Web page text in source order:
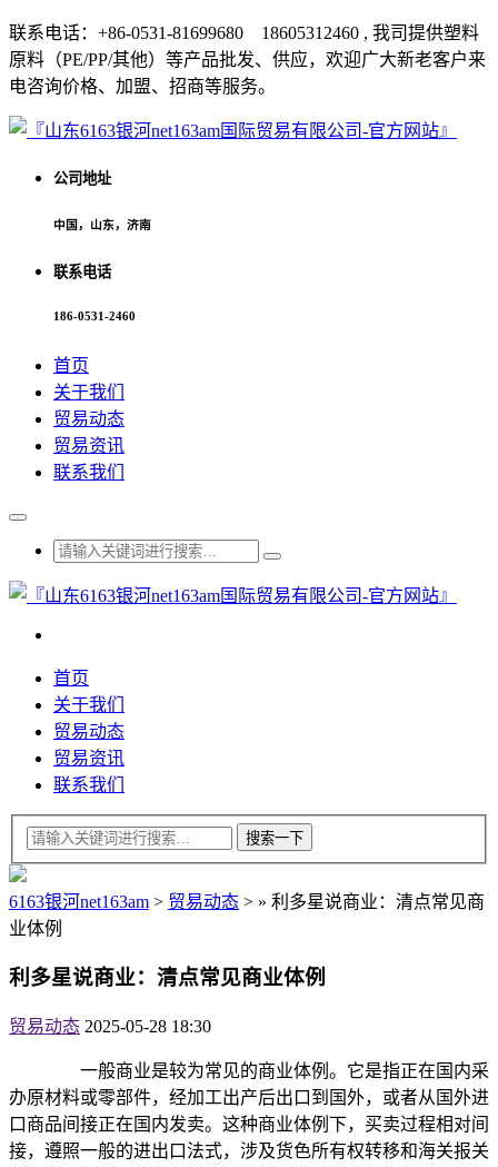
联系电话：+86-0531-81699680 18605312460 , 我司提供塑料
原料（PE/PP/其他）等产品批发、供应，欢迎广大新老客户来
电咨询价格、加盟、招商等服务。
公司地址
中国，山东，济南
联系电话
186-0531-2460
首页
关于我们
贸易动态
贸易资讯
联系我们
首页
关于我们
贸易动态
贸易资讯
联系我们
6163银河net163am > 贸易动态 > » 利多星说商业：清点常见商
业体例
利多星说商业：清点常见商业体例
贸易动态 2025-05-28 18:30
一般商业是较为常见的商业体例。它是指正在国内采
办原材料或零部件，经加工出产后出口到国外，或者从国外进
口商品间接正在国内发卖。这种商业体例下，买卖过程相对间
接，遵照一般的进出口法式，涉及货色所有权转移和海关报关